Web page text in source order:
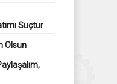
Suçtur
Olsun